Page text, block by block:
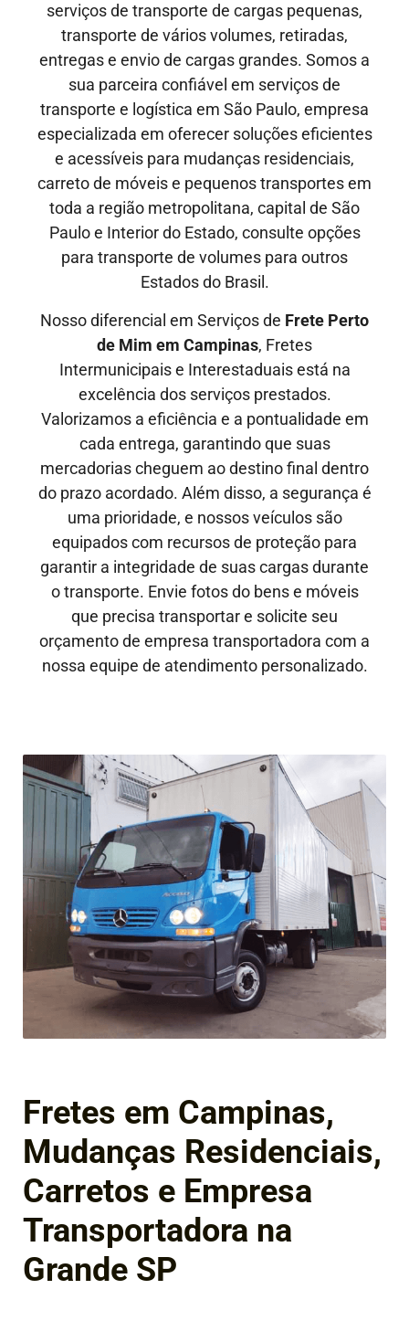
serviços de transporte de cargas pequenas,
transporte de vários volumes, retiradas,
entregas e envio de cargas grandes. Somos a
sua parceira confiável em serviços de
transporte e logística em São Paulo, empresa
especializada em oferecer soluções eficientes
e acessíveis para mudanças residenciais,
carreto de móveis e pequenos transportes em
toda a região metropolitana, capital de São
Paulo e Interior do Estado, consulte opções
para transporte de volumes para outros
Estados do Brasil.
Nosso diferencial em Serviços de Frete Perto
de Mim em Campinas, Fretes
Intermunicipaise Interestaduaisestá na
excelência dos serviços prestados.
Valorizamos a eficiência e a pontualidade em
cada entrega, garantindo que suas
mercadorias cheguem ao destino final dentro
do prazo acordado. Além disso, a segurança é
uma prioridade, e nossos veículos são
equipados com recursos de proteção para
garantir a integridade de suas cargas durante
o transporte. Envie fotos do bens e móveis
que precisa transportar e solicite seu
orçamento de empresa transportadora com a
nossa equipe de atendimento personalizado.
Fretes em Campinas,
Mudanças Residenciais,
Carretos e Empresa
Transportadora na
Grande SP